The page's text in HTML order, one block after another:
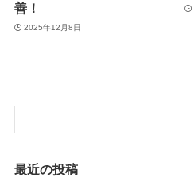
善！
2025年12月8日
最近の投稿